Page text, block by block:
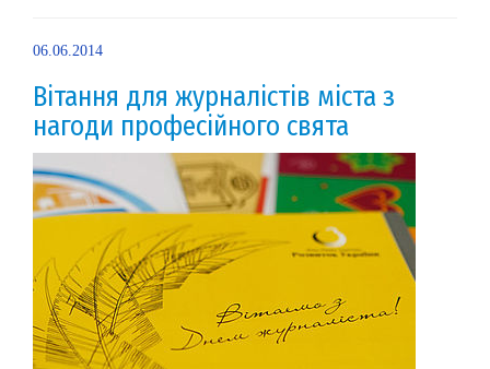
06.06.2014
Вітання для журналістів міста з
нагоди професійного свята